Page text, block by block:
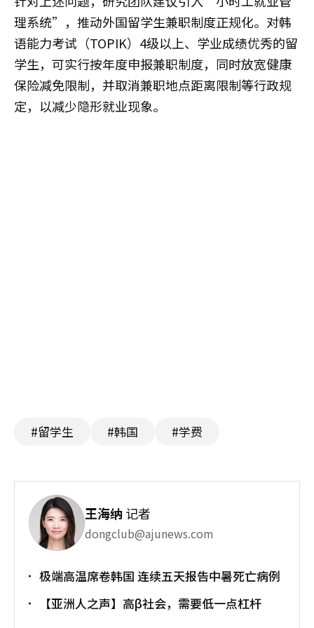
理系统”，推动外国留学生兼职制度正规化。对韩
语能力考试（TOPIK）4级以上、学业成绩优秀的留
学生，可实行按年度申报兼职制度，同时放宽健康
保险减免限制，并取消兼职地点距离限制等行政规
定，以减少隐形就业现象。
#留学生 #韩国 #学费
王海纳 记者
dongclub@ajunews.com
极端高温席卷韩国 连续五天报告中暑死亡病例
【亚洲人之声】高β社会，需要低一点杠杆